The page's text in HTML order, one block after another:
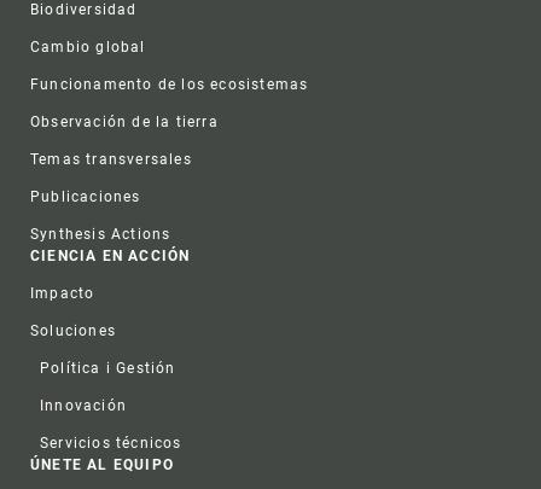
Biodiversidad
Cambio global
Funcionamento de los ecosistemas
Observación de la tierra
Temas transversales
Publicaciones
Synthesis Actions
CIENCIA EN ACCIÓN
Impacto
Soluciones
Política i Gestión
Innovación
Servicios técnicos
ÚNETE AL EQUIPO